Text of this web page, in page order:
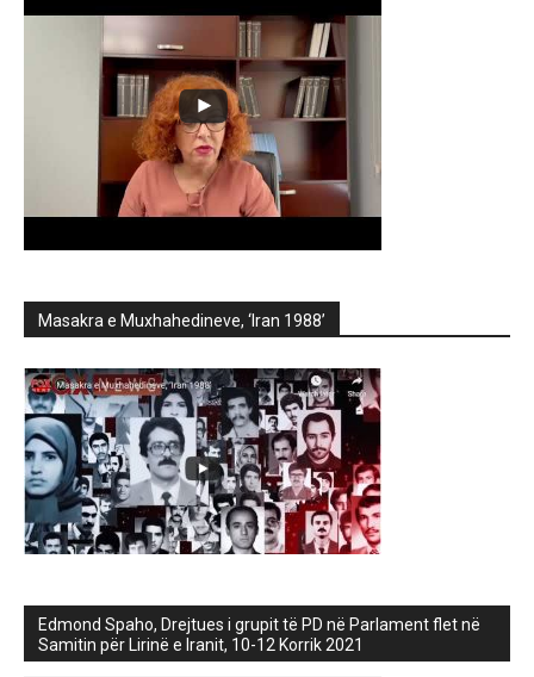
Masakra e Muxhahedineve, ‘Iran 1988’
Edmond Spaho, Drejtues i grupit të PD në Parlament flet në
Samitin për Lirinë e Iranit, 10-12 Korrik 2021